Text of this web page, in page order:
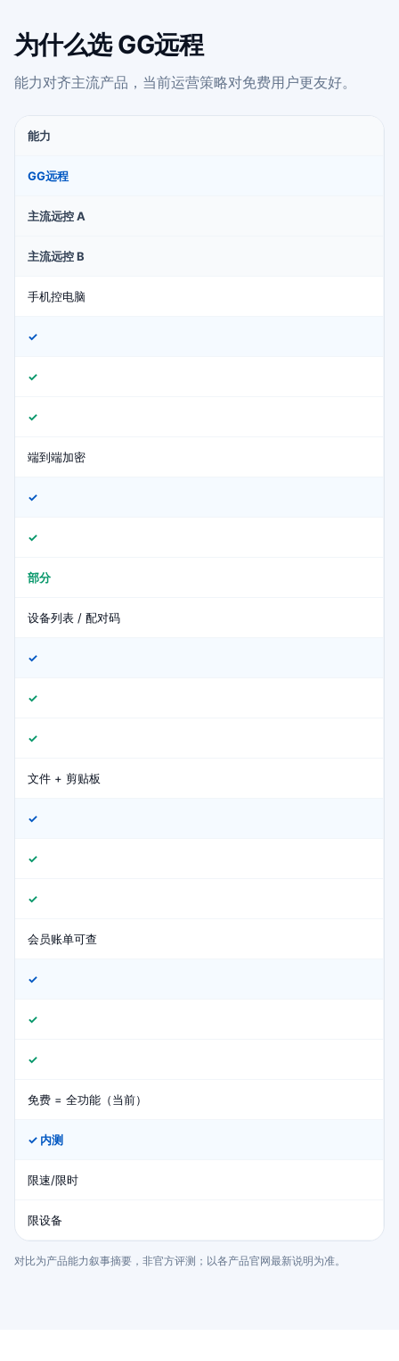
为什么选 GG远程
能力对齐主流产品，当前运营策略对免费用户更友好。
能力
GG远程
主流远控 A
主流远控 B
手机控电脑
✓
✓
✓
端到端加密
✓
✓
部分
设备列表 / 配对码
✓
✓
✓
文件 + 剪贴板
✓
✓
✓
会员账单可查
✓
✓
✓
免费 = 全功能（当前）
✓ 内测
限速/限时
限设备
对比为产品能力叙事摘要，非官方评测；以各产品官网最新说明为准。